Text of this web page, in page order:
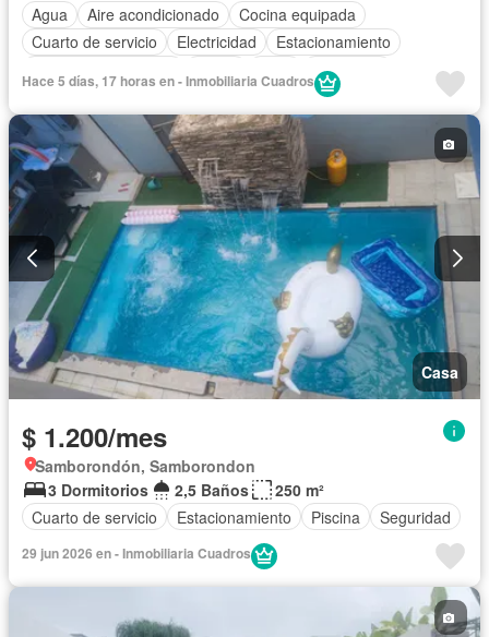
Agua
Aire acondicionado
Cocina equipada
Cuarto de servicio
Electricidad
Estacionamiento
Seguridad
Hace 5 días, 17 horas en - Inmobiliaria Cuadros
Casa
$ 1.200/mes
Samborondón, Samborondon
3 Dormitorios
2,5 Baños
250 m²
Cuarto de servicio
Estacionamiento Piscina Seguridad
29 jun 2026 en - Inmobiliaria Cuadros